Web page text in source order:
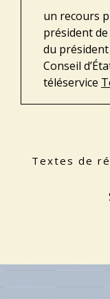
un recours
président
du
Conseil
téléservice
Textes de